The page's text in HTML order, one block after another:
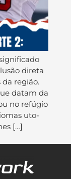
direta
região.
datam da
no refúgio
uto-
[…]